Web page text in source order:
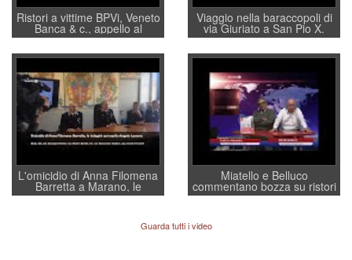
Ristori a vittime BPVi, Veneto
Banca & c., appello al
sottosegretario Alessio
Villarosa: per mettere ordine
convochi con Di Maio CNCU
a supporto della cabina di
regia al Mef
Viaggio nella baraccopoli di
via Giuriato a San Pio X.
Vicenza ai Vicentini: “faremo
un regalo di Natale ai
residenti”
L'omicidio di Anna Filomena
Barretta a Marano, le
indagini dei carabinieri di
Lavarra: più avvincenti di
quelle di... Barbara D'Urso
Miatello e Belluco
commentano bozza su ristori
BPVi e Veneto Banca
Guarda tutti i video